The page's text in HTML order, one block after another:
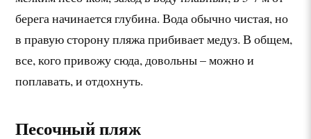
берега начинается глубина. Вода обычно чистая, но
в правую сторону пляжа прибивает медуз. В общем,
все, кого привожу сюда, довольны – можно и
поплавать, и отдохнуть.
Песочный пляж